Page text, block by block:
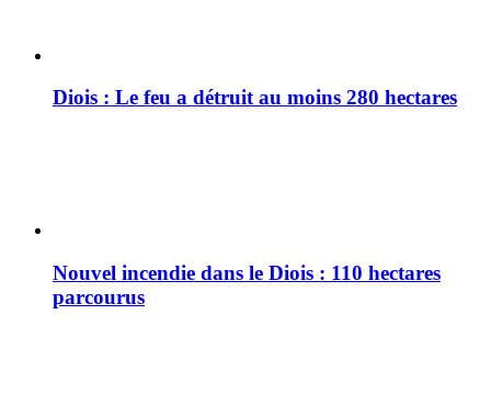
Diois : Le feu a détruit au moins 280 hectares
Nouvel incendie dans le Diois : 110 hectares
parcourus